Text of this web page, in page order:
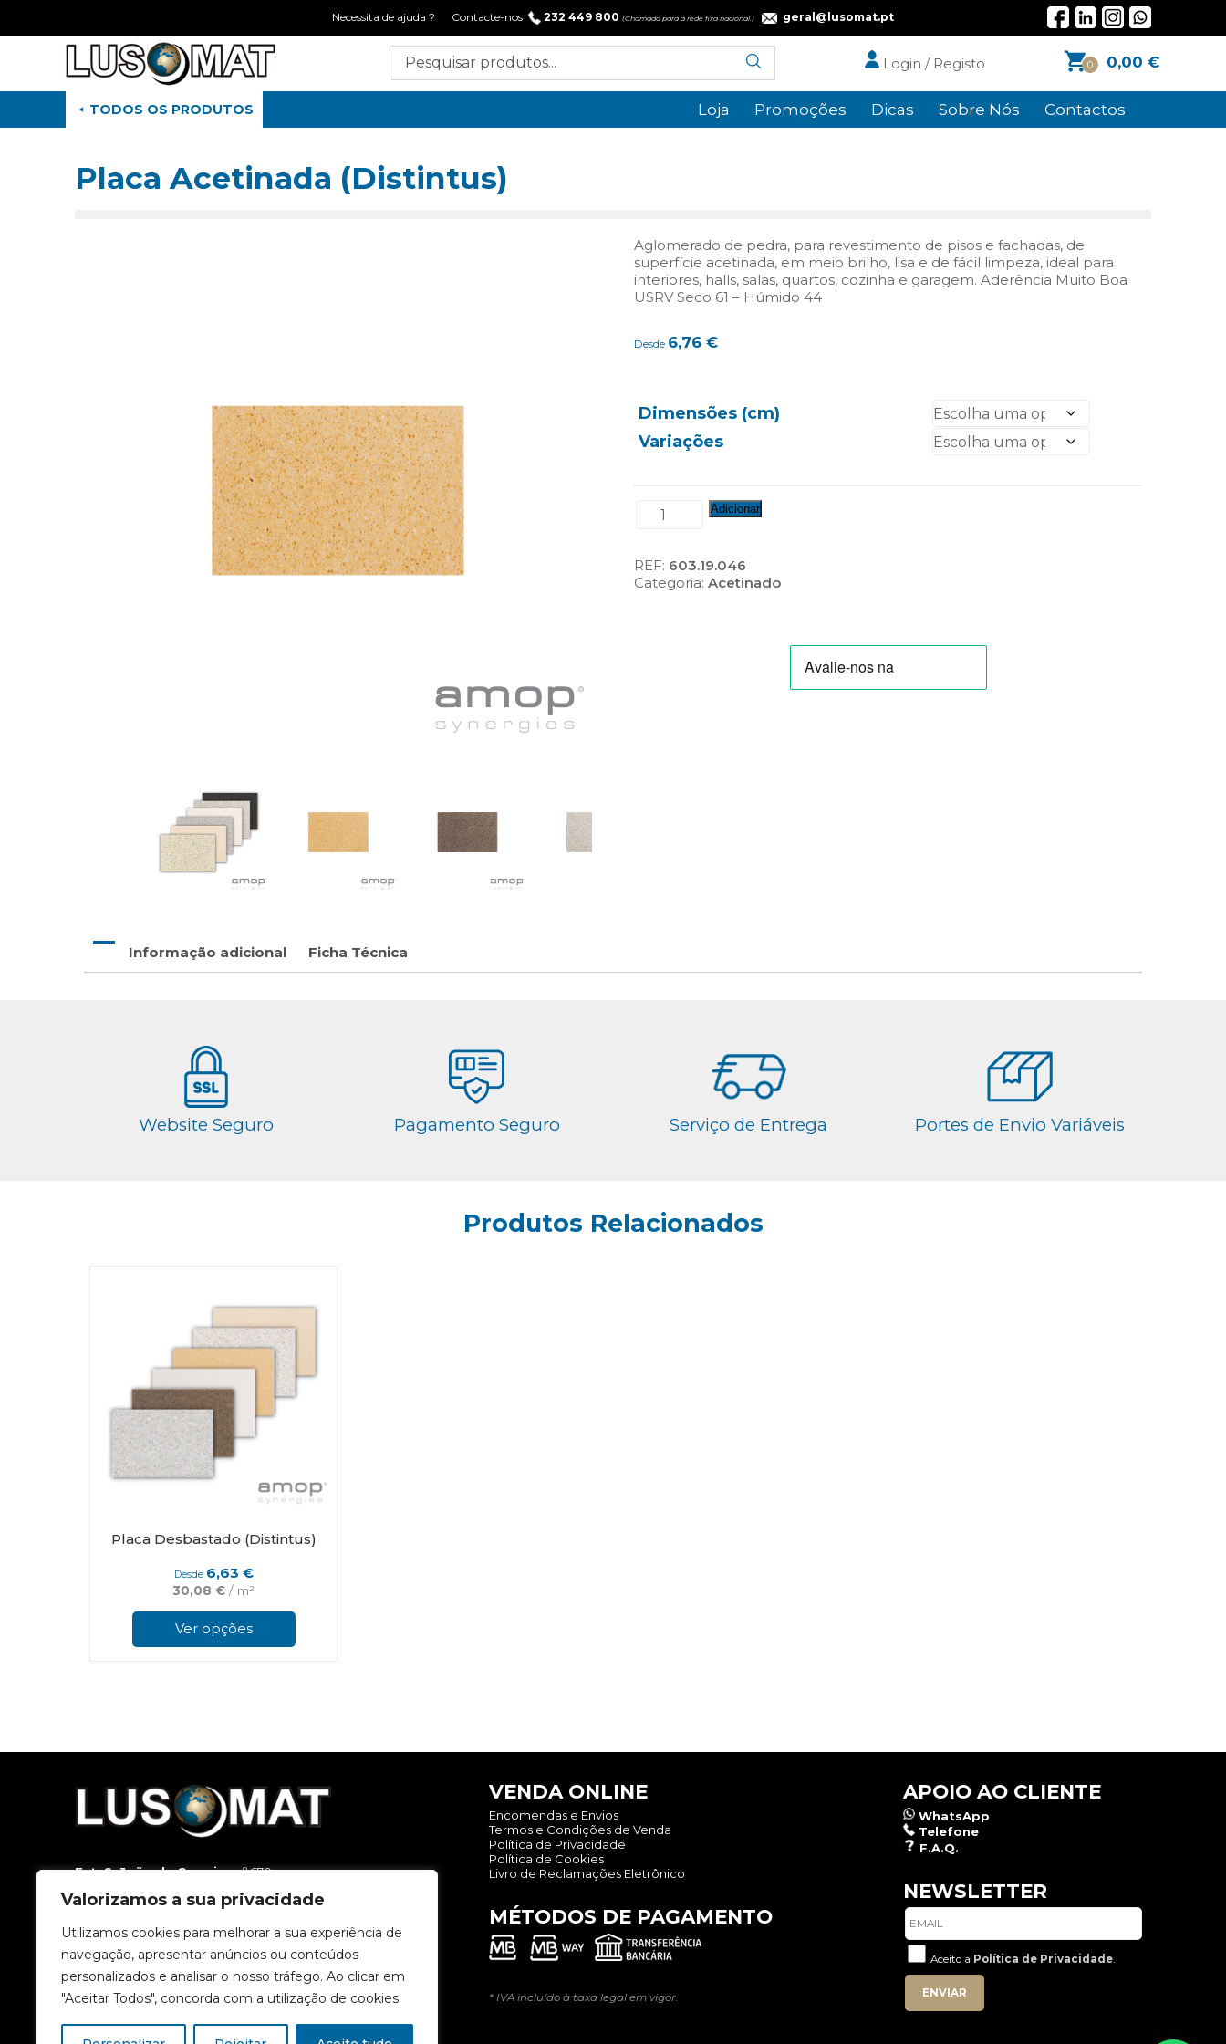
Valorizamos a sua privacidade
Utilizamos cookies para melhorar a sua experiência de
navegação, apresentar anúncios ou conteúdos
personalizados e analisar o nosso tráfego. Ao clicar em
"Aceitar Todos", concorda com a utilização de cookies.
Necessita de ajuda ? Contacte-nos 232 449 800 (Chamada para a rede fixa nacional.) geral@lusomat.pt
0 0,00 €
Login / Registo
TODOS OS PRODUTOS Loja Promoções Dicas Sobre Nós Contactos
Placa Acetinada (Distintus)
Aglomerado de pedra, para revestimento de pisos e fachadas, de
superfície acetinada, em meio brilho, lisa e de fácil limpeza, ideal para
interiores, halls, salas, quartos, cozinha e garagem. Aderência Muito Boa
USRV Seco 61 – Húmido 44
Desde 6,76€
Dimensões (cm)
Variações
Quantidade
Acetinada
(Distintus)
Adicionar
REF: 603.19.046
Categoria:Acetinado
Informação adicional Ficha Técnica
Website Seguro Pagamento Seguro Serviço de Entrega Portes de Envio Variáveis
Produtos Relacionados
Placa Desbastado (Distintus)
Desde 6,63 €
30,08€ / m²
Ver opções
the
Est. S. João da Carreira, nº 670
T.232 449 800(Chamada para a rede fixa nacional.)
E.geral@lusomat.pt
VENDA ONLINE
Encomendas e Envios
Termos e Condições de Venda
Política de Privacidade
Política de Cookies
Livro de Reclamações Eletrônico
MÉTODOS DE PAGAMENTO
* IVA incluído à taxa legal em vigor.
APOIO AO CLIENTE
WhatsApp
Telefone
F.A.Q.
NEWSLETTER
Aceito a Política de Privacidade.